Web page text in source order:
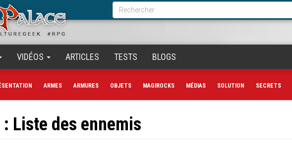
Formulaire
de
recherche
Rechercher
VIDÉOS ARTICLES TESTS BLOGS
ARMES ARMURES OBJETS MAGIROCKS MÉDIAS SOLUTION SECRETS
Liste des ennemis